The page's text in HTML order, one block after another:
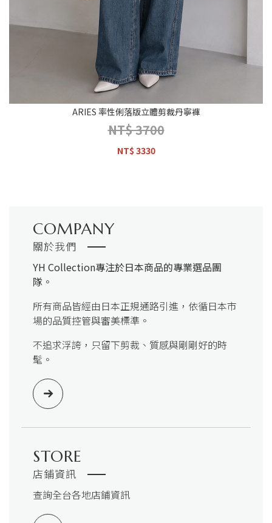
ARIES 率性俐落版立體剪裁丹寧褲
NT$ 3700
NT$ 3330
COMPANY
關於我們
YH Collection專注於日本商品的專業選品團
隊。
所有商品皆經由日本正規通路引進，依循日本市
場的品質控管與審美標準。
不追求浮誇，只留下剪裁、質感與剛剛好的時
髦。
STORE
店鋪資訊
查詢全台各地店鋪資訊